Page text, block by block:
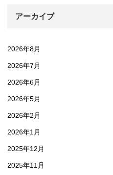
アーカイブ
2026年8月
2026年7月
2026年6月
2026年5月
2026年2月
2026年1月
2025年12月
2025年11月